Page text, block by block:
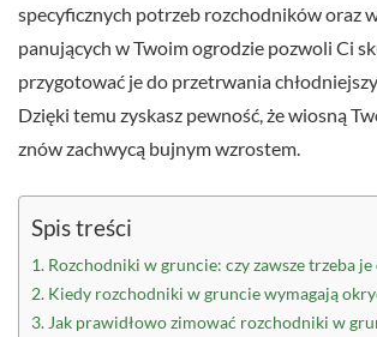
specyficznych potrzeb rozchodników oraz
panujących w Twoim ogrodzie pozwoli Ci
przygotować je do przetrwania
Dzięki temu zyskasz pewność, że wiosną
znów zachwycą bujnym wzrostem.
Spis treści
Rozchodniki w gruncie: czy zawsze trzeba
Kiedy rozchodniki w gruncie wymagają
Jak prawidłowo zimować rozchodniki w